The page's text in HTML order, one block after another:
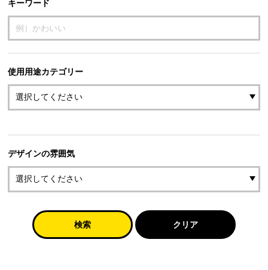
キーワード
使用用途カテゴリー
デザインの雰囲気
検索 クリア